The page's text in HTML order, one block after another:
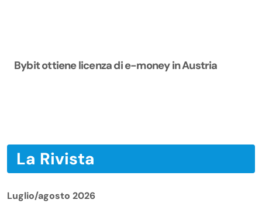
Bybit ottiene licenza di e-money in Austria
La Rivista
Luglio/agosto 2026